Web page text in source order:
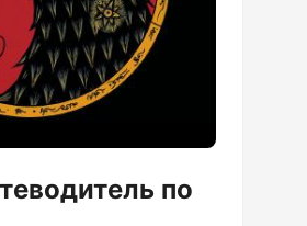
по